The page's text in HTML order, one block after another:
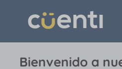
Bienvenido a